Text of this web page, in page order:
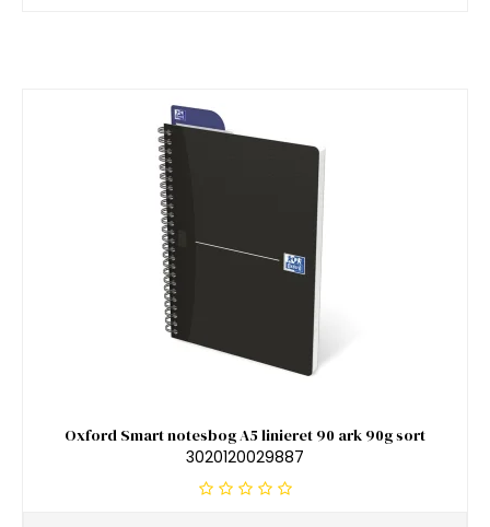
Oxford Smart notesbog A5 linieret 90 ark 90g sort
3020120029887